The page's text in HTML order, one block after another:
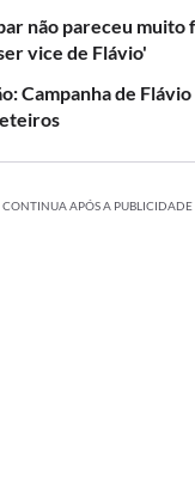
não pareceu muito
vice de Flávio'
Campanha de
CONTINUA APÓS A PUBLICIDADE